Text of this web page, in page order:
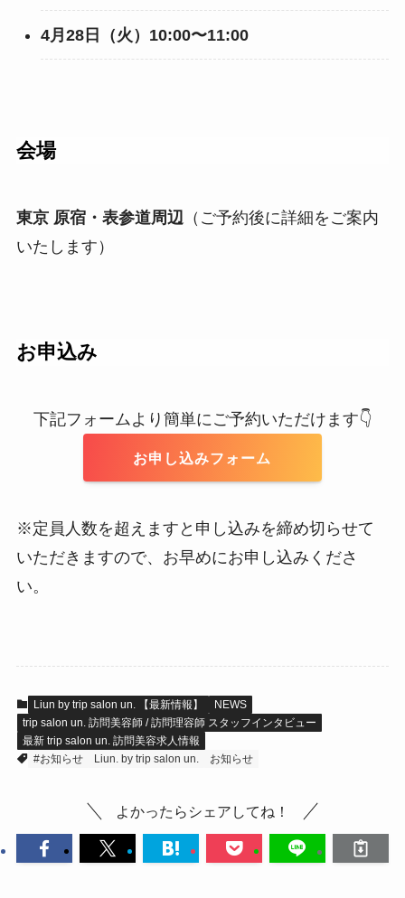
4月28日（火）10:00〜11:00
会場
東京 原宿・表参道周辺（ご予約後に詳細をご案内
いたします）
お申込み
下記フォームより簡単にご予約いただけます👇
お申し込みフォーム
※定員人数を超えますと申し込みを締め切らせて
いただきますので、お早めにお申し込みくださ
い。
Liun by trip salon un. 【最新情報】
NEWS
trip salon un. 訪問美容師 / 訪問理容師 スタッフインタビュー
最新 trip salon un. 訪問美容求人情報
#お知らせ
Liun. by trip salon un. お知らせ
よかったらシェアしてね！